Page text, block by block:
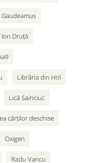
Gaudeamus
Ion Druță
Librăria din Hol
Lică Sainciuc
cărților deschise
Oxigen
Radu Vancu